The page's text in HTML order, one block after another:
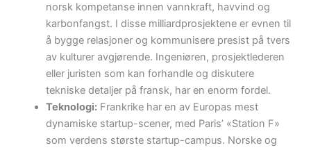
norsk kompetanse innen vannkraft, havvind og
karbonfangst. I disse milliardprosjektene er evnen til
å bygge relasjoner og kommunisere presist på tvers
av kulturer avgjørende. Ingeniøren, prosjektlederen
eller juristen som kan forhandle og diskutere
tekniske detaljer på fransk, har en enorm fordel.
Teknologi: Frankrike har en av Europas mest
dynamiske startup-scener, med Paris’ «Station F»
som verdens største startup-campus. Norske og